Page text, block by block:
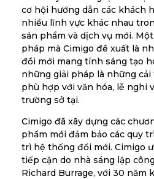
cơ hội hướng dẫn các khách
nhiều lĩnh vực khác nhau
sản phẩm và dịch vụ mới.
pháp mà Cimigo đề xuất là
đổi mới mang tính sáng tạo
những giải pháp là những
phù hợp với văn hóa, lễ nghi
trường sở tại.
Cimigo đã xây dựng các
phẩm mới đảm bảo các quy
trì hệ thống đổi mới. Cimigo
tiếp cận do nhà sáng lập
Richard Burrage, với 30 năm